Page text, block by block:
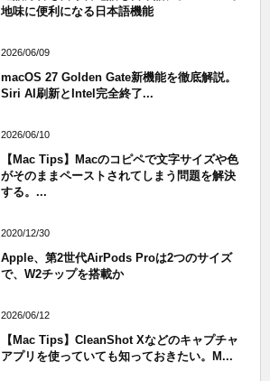
地味に便利になる日本語機能
2026/06/09
macOS 27 Golden Gate新機能を徹底解説。
Siri AI刷新とIntel完全終了...
2026/06/10
【Mac Tips】Macのコピペで文字サイズや色
がそのままペーストされてしまう問題を解決
する。...
2020/12/30
Apple、第2世代AirPods Proは2つのサイズ
で、W2チップを搭載か
2026/06/12
【Mac Tips】CleanShot Xなどのキャプチャ
アプリを使っていても知っておきたい。M...